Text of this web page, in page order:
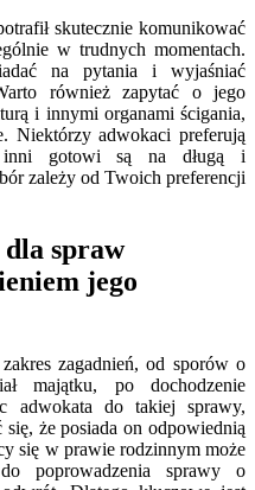
skutecznie komunikować
w trudnych momentach.
na pytania i wyjaśniać
również zapytać o jego
i innymi organami ścigania,
Niektórzy adwokaci preferują
inni gotowi są na długą i
zależy od Twoich preferencji
spraw
jego
zagadnień, od sporów o
majątku, po dochodzenie
adwokata do takiej sprawy,
że posiada on odpowiednią
się w prawie rodzinnym może
poprowadzenia sprawy o